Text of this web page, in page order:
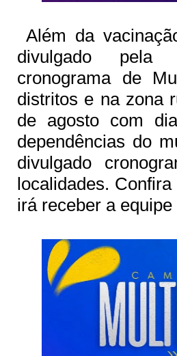
Além da
divulgado pela
cronograma de
distritos e na zona
de agosto com
dependências do
divulgado
localidades.
irá receber a